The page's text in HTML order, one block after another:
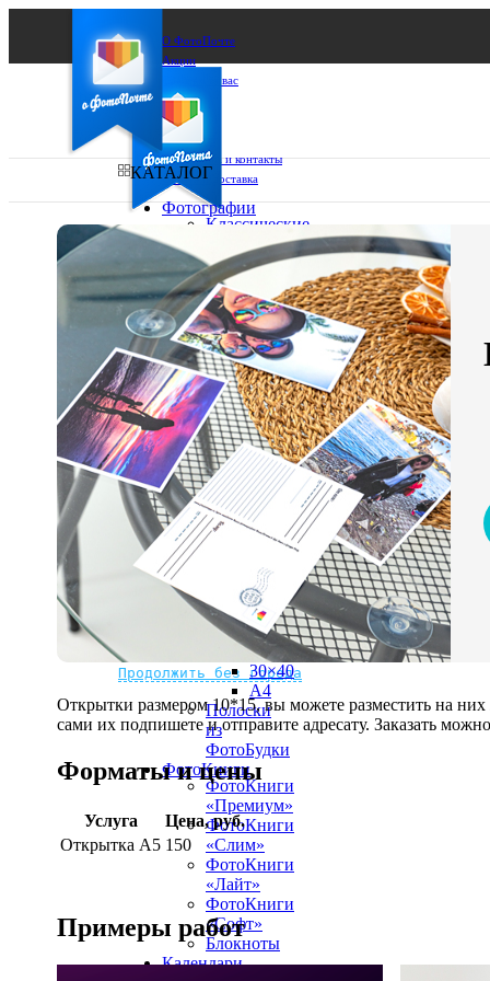
О ФотоПочте
Акции
Сделаем за вас
Бизнесу
FAQ
Франшиза
Поддержка и контакты
Оплата и доставка
Ваш город:
Ваш регион доставки
Выберите из списка:
Не нашли Ваш город?
Мы доставляем по всему миру
Продолжить без города
КАТАЛОГ
Фотографии
Классические
10х10
13х18
15х15
15х20
20х20
20х30
30х30
30х40
А4
Фото
в
рамке
10х10
10×15
13×18
15×15
15×20
20×20
20×30
30×30
30×40
A4
Полоски
из
ФотоБудки
ФотоКниги
ФотоКниги
«Премиум»
ФотоКниги
«Слим»
ФотоКниги
«Лайт»
ФотоКниги
«Софт»
Блокноты
Календари
Открытки размером 10*15, вы можете разместить на
сами их подпишете и отправите адресату. Заказать
Форматы и цены
Услуга
Цена, руб.
Открытка А5 150
Примеры работ